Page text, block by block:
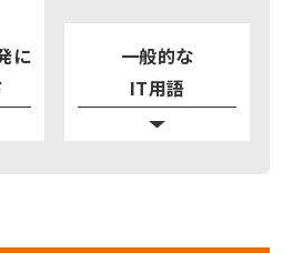
に
一般的な
IT用語